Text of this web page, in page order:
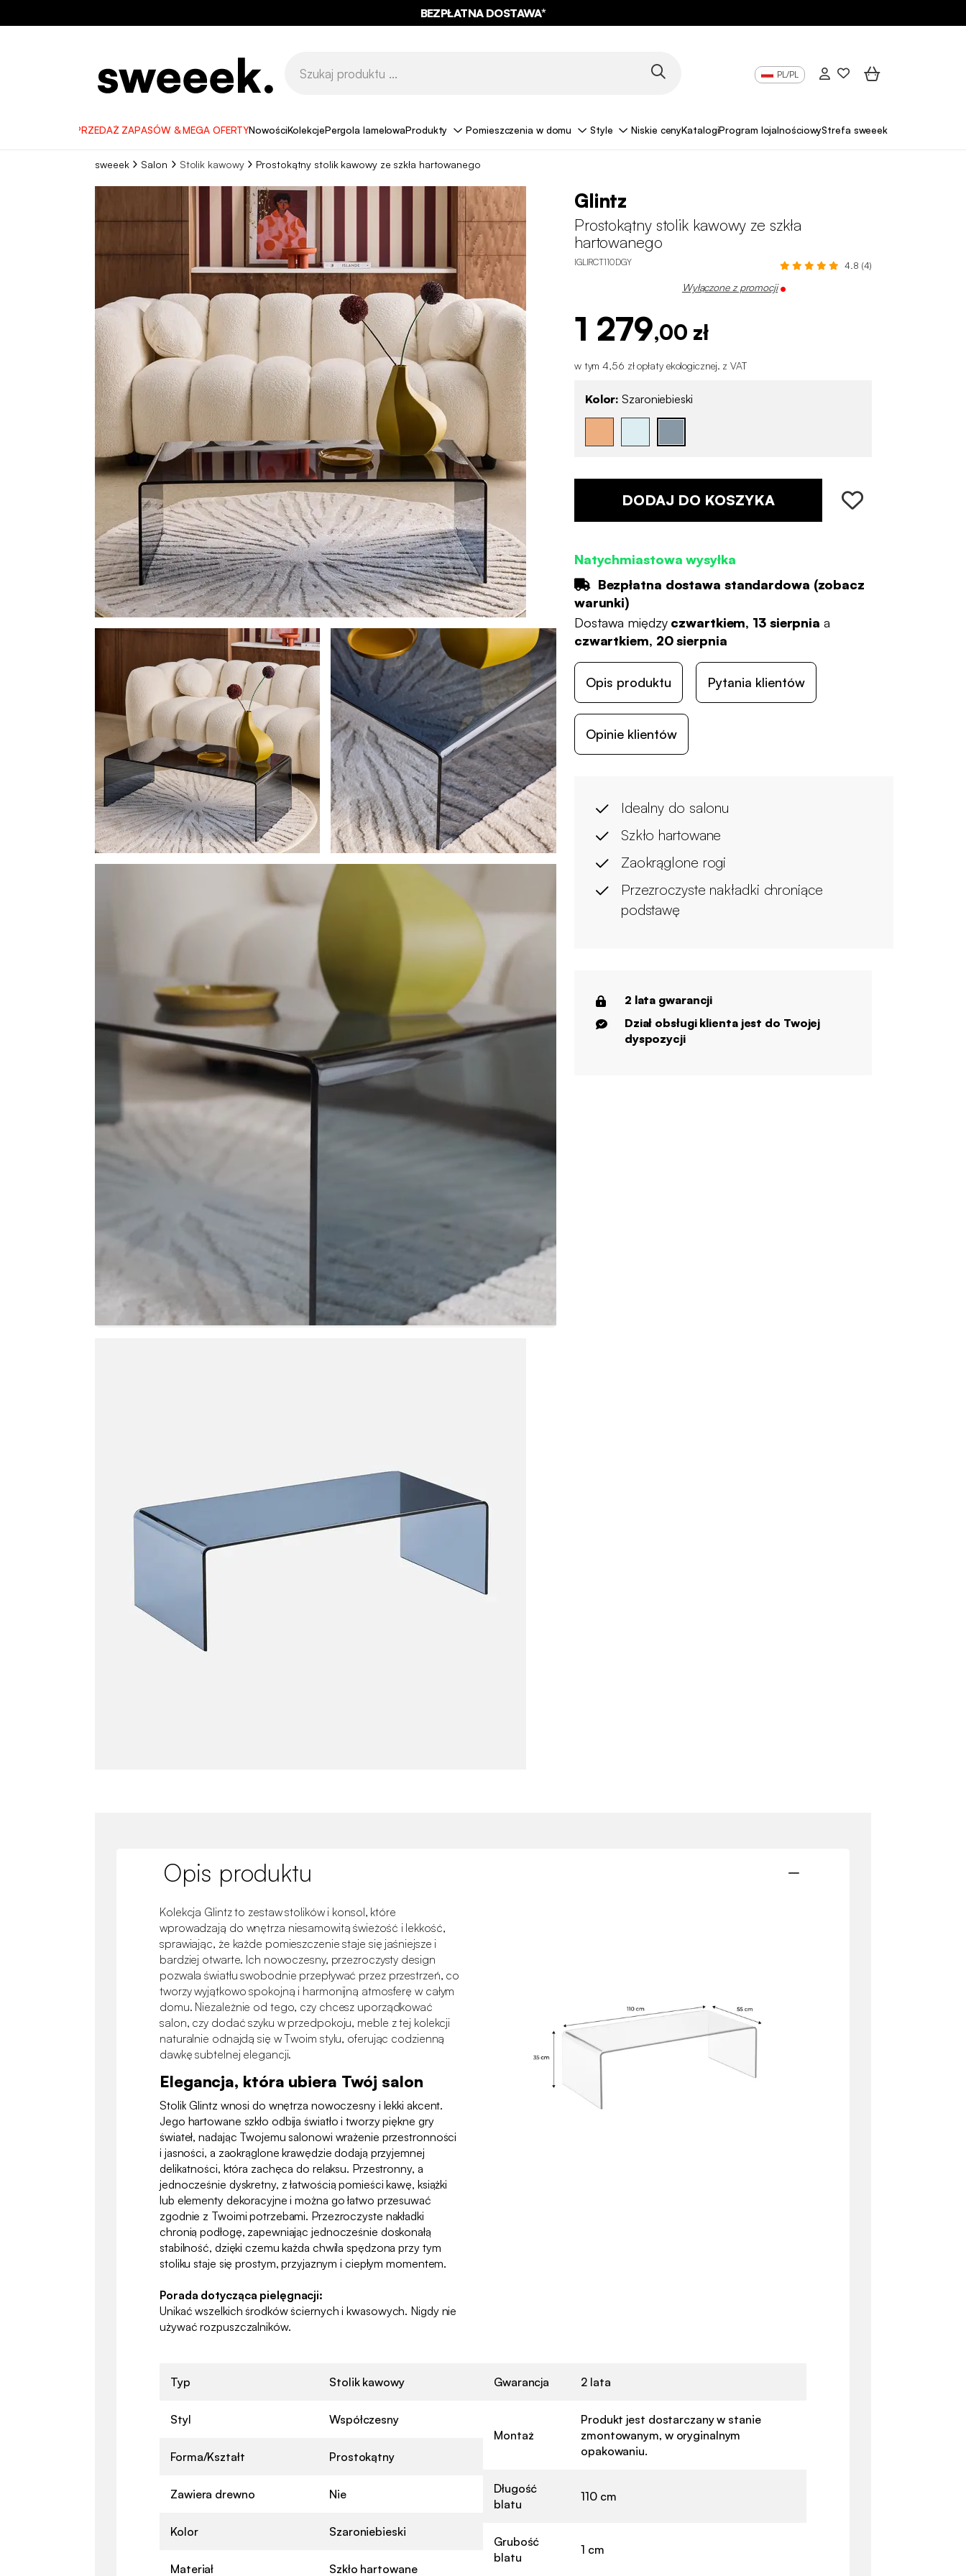
BEZPŁATNA DOSTAWA*
PL/PL
WYPRZEDAŻ ZAPASÓW & MEGA OFERTYNowościKolekcjePergola lamelowaProdukty Pomieszczenia w domu Style Niskie cenyKatalogiProgram lojalnościowyStrefa sweeek Pro
sweeek Salon Stolik kawowy Prostokątny stolik kawowy ze szkła hartowanego
Glintz
Prostokątny stolik kawowy ze szkła
hartowanego
IGLIRCT110DGY 4.8 (4)
Wyłączone z promocji
1 279,00 zł
w tym 4,56 zł opłaty ekologicznej. z VAT
Kolor: Szaroniebieski
DODAJ DO KOSZYKA
Natychmiastowa wysyłka
Bezpłatna dostawa standardowa (zobacz
warunki)
Dostawa między czwartkiem, 13 sierpnia a
czwartkiem, 20 sierpnia
Opis produktu Pytania klientów
Opinie klientów
Idealny do salonu
Szkło hartowane
Zaokrąglone rogi
Przezroczyste nakładki chroniące
podstawę
2 lata gwarancji
Dział obsługi klienta jest do Twojej
dyspozycji
Opis produktu
Kolekcja Glintz to zestaw stolików i konsol, które
wprowadzają do wnętrza niesamowitą świeżość i lekkość,
sprawiając, że każde pomieszczenie staje się jaśniejsze i
bardziej otwarte. Ich nowoczesny, przezroczysty design
pozwala światłu swobodnie przepływać przez przestrzeń, co
tworzy wyjątkowo spokojną i harmonijną atmosferę w całym
domu. Niezależnie od tego, czy chcesz uporządkować
salon, czy dodać szyku w przedpokoju, meble z tej kolekcji
naturalnie odnajdą się w Twoim stylu, oferując codzienną
dawkę subtelnej elegancji.
Elegancja, która ubiera Twój salon
Stolik Glintz wnosi do wnętrza nowoczesny i lekki akcent.
Jego hartowane szkło odbija światło i tworzy piękne gry
świateł, nadając Twojemu salonowi wrażenie przestronności
i jasności, a zaokrąglone krawędzie dodają przyjemnej
delikatności, która zachęca do relaksu. Przestronny, a
jednocześnie dyskretny, z łatwością pomieści kawę, książki
lub elementy dekoracyjne i można go łatwo przesuwać
zgodnie z Twoimi potrzebami. Przezroczyste nakładki
chronią podłogę, zapewniając jednocześnie doskonałą
stabilność, dzięki czemu każda chwila spędzona przy tym
stoliku staje się prostym, przyjaznym i ciepłym momentem.
Porada dotycząca pielęgnacji:
Unikać wszelkich środków ściernych i kwasowych. Nigdy nie
używać rozpuszczalników.
Typ Stolik kawowy
Styl Współczesny
Forma/Kształt Prostokątny
Zawiera drewno Nie
Kolor Szaroniebieski
Materiał Szkło hartowane
Gwarancja 2 lata
Montaż
Produkt jest dostarczany w stanie
zmontowanym, w oryginalnym
opakowaniu.
Długość
blatu
110 cm
Grubość
blatu
1 cm